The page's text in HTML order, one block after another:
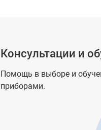
Консультации и
Помощь в выборе и
приборами.